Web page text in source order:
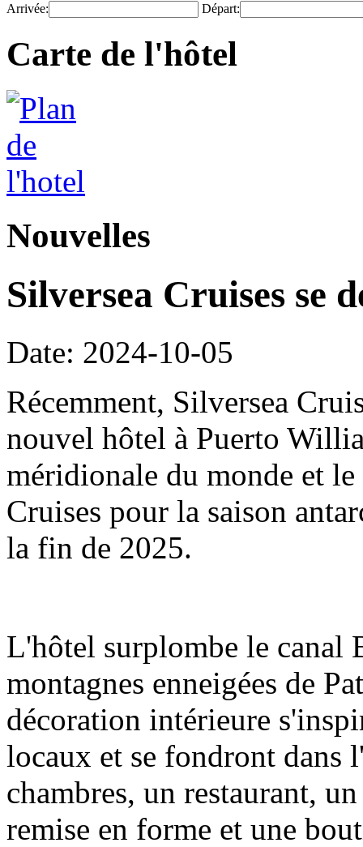
Arrivée: Départ:
Carte de l'hôtel
Nouvelles
Silversea Cruises se
Date: 2024-10-05
Récemment, Silversea
nouvel hôtel à Puerto
méridionale du monde et
Cruises pour la saison
la fin de 2025.
L'hôtel surplombe le canal
montagnes enneigées de
décoration intérieure
locaux et se fondront dans
chambres, un restaurant,
remise en forme et une